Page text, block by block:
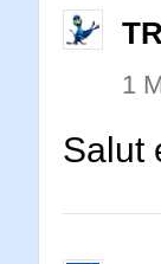
1
Salut